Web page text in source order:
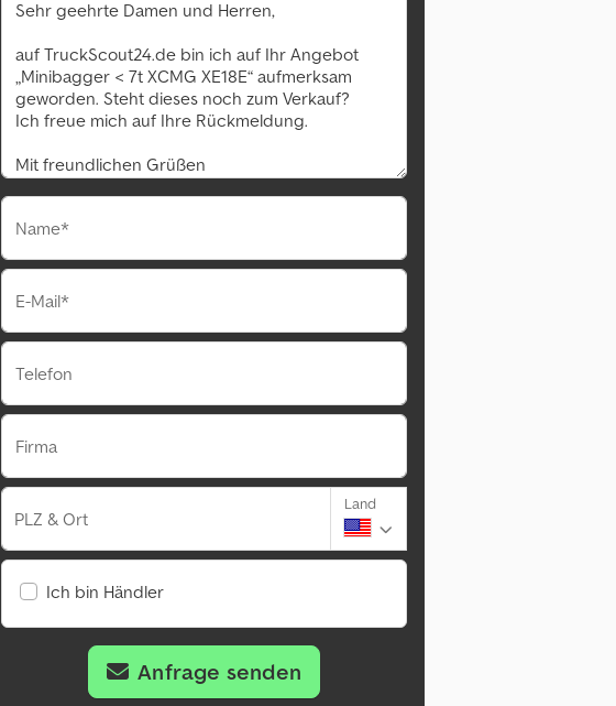
Name*
E-Mail*
Telefon
Firma
PLZ & Ort
Land
Ich bin Händler
Anfrage senden